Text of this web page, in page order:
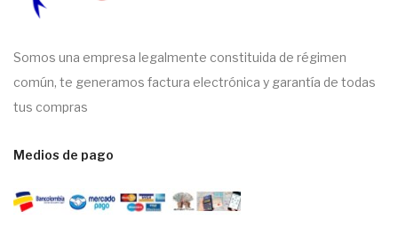
Somos una empresa legalmente constituida de régimen
común, te generamos factura electrónica y garantía de todas
tus compras
Medios de pago